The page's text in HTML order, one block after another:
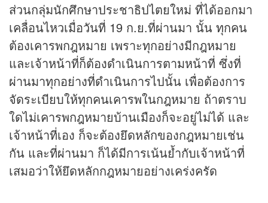
ส่วนกลุ่มนักศึกษาประชาธิปไตยใหม่ ที่ได้ออกมา
เคลื่อนไหวเมื่อวันที่ 19 ก.ย.ที่ผ่านมา นั้น ทุกคน
ต้องเคารพกฎหมาย เพราะทุกอย่างมีกฎหมาย
และเจ้าหน้าที่ก็ต้องดำเนินการตามหน้าที่ ซึ่งที่
ผ่านมาทุกอย่างที่ดำเนินการไปนั้น เพื่อต้องการ
จัดระเบียบให้ทุกคนเคารพในกฎหมาย ถ้าตราบ
ใดไม่เคารพกฎหมายบ้านเมืองก็จะอยู่ไม่ได้ และ
เจ้าหน้าที่เอง ก็จะต้องยึดหลักของกฎหมายเช่น
กัน และที่ผ่านมา ก็ได้มีการเน้นย้ำกับเจ้าหน้าที่
เสมอว่าให้ยึดหลักกฎหมายอย่างเคร่งครัด